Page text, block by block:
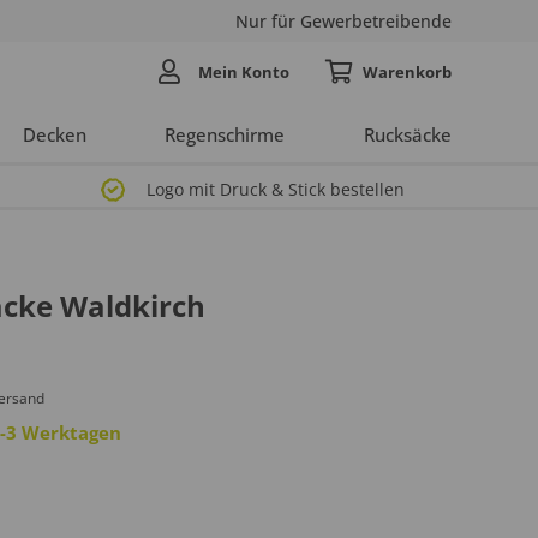
Nur für Gewerbetreibende
Decken Regenschirme Rucksäcke
Mein Konto
Logo mit Druck & Stick bestellen
Waldkirch
Werktagen